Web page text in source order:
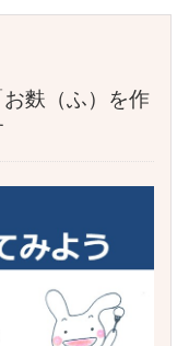
お麩（ふ）を作